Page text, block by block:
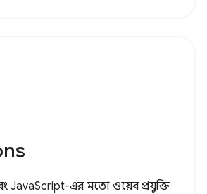
JavaScript-এর মতো ওয়েব প্রযুক্তি